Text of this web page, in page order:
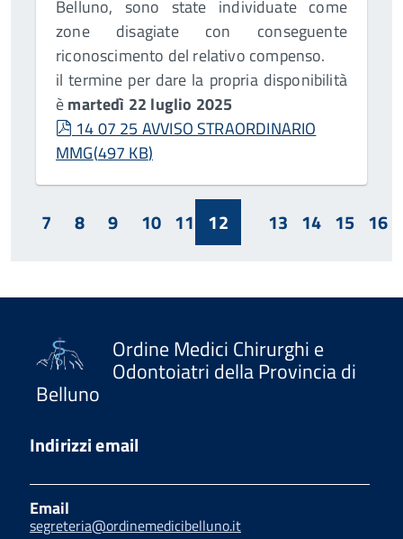
Belluno, sono state individuate come
zone disagiate con conseguente
riconoscimento del relativo compenso.
il termine per dare la propria disponibilità
èmartedì 22 luglio 2025
pdf
14 07 25 AVVISO STRAORDINARIO
MMG(497 KB)
7 8 9 10 11 12 13 14 15 16
Ordine Medici Chirurghi e
Odontoiatri della Provincia di
Belluno
Indirizzi email
Email
segreteria@ordinemedicibelluno.it